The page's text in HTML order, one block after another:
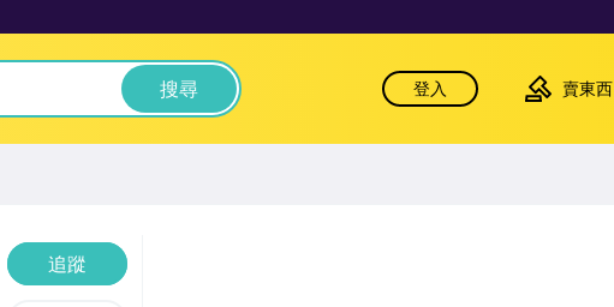
搜尋 登入 賣東西
追蹤